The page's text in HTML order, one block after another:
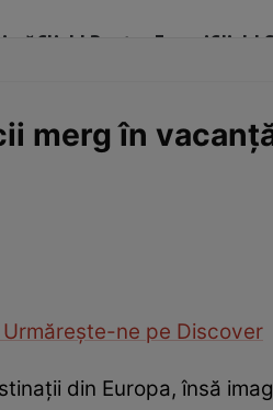
Click! Pentru FemeiClick!
merg în
Urmărește-ne pe Discover
din Europa, însă